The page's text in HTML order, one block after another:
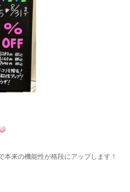
来の機能性が格段にアップします！